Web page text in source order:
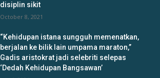
disiplin sikit
October 8, 2021
“Kehidupan istana sungguh memenatkan,
berjalan ke bilik lain umpama maraton,”
Gadis aristokrat jadi selebriti selepas
‘Dedah Kehidupan Bangsawan’